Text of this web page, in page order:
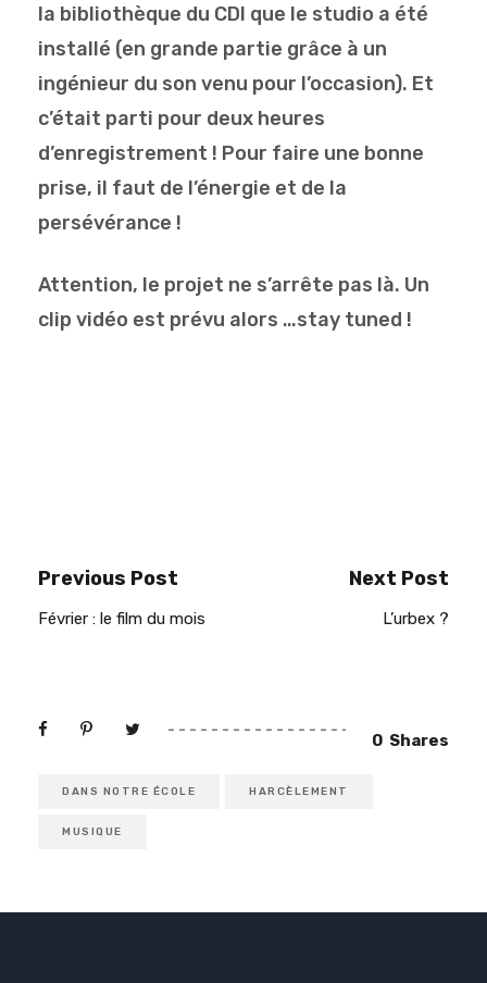
la bibliothèque du CDI que le studio a été
installé (en grande partie grâce à un
ingénieur du son venu pour l’occasion). Et
c’était parti pour deux heures
d’enregistrement ! Pour faire une bonne
prise, il faut de l’énergie et de la
persévérance !
Attention, le projet ne s’arrête pas là. Un
clip vidéo est prévu alors …stay tuned !
Previous Post
Février : le film du mois
Next Post
L’urbex ?
0 Shares
DANS NOTRE ÉCOLE HARCÈLEMENT
MUSIQUE